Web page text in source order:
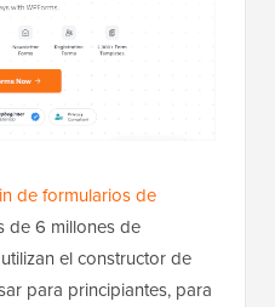
de formularios de
de 6 millones de
el constructor de
para principiantes, para